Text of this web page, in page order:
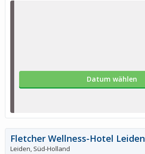
Datum wählen
Fletcher Wellness-Hotel Leiden
Leiden, Süd-Holland